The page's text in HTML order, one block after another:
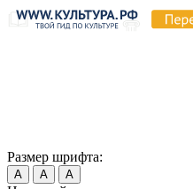
Размер шрифта:
А А А